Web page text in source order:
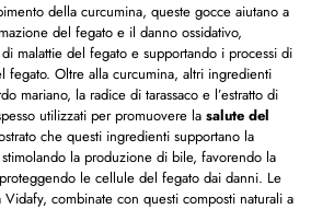
della curcumina, queste gocce aiutano a
del fegato e il danno ossidativo,
malattie del fegato e supportando i processi di
fegato. Oltre alla curcumina, altri ingredienti
mariano, la radice di tarassaco e l’estratto di
utilizzati per promuovere la salute del
che questi ingredienti supportano la
la produzione di bile, favorendo la
le cellule del fegato dai danni. Le
combinate con questi composti naturali a